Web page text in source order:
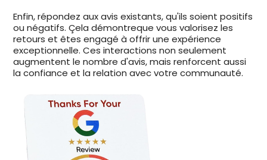
Enfin, répondez aux avis existants, qu'ils soient positifs
ou négatifs. Çela démontreque vous valorisez les
retours et êtes engagé à offrir une expérience
exceptionnelle. Ces interactions non seulement
augmentent le nombre d'avis, mais renforcent aussi
la confiance et la relation avec votre communauté.